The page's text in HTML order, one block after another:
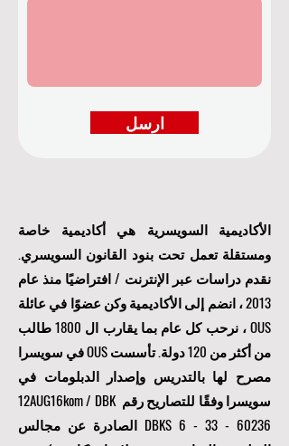
الأكاديمية السويسرية هي أكاديمية خاصة
ومستقلة تعمل تحت بنود القانون السويسري.
نقدم دراسات عبر الإنترنت / افتراضيًا منذ عام
2013 ، انضم إلى الأكاديمية وكن عضوًا في عائلة
OUS ، نرحب كل عام بما يقارب ال 1800 طالب
من أكثر من 120 دولة. تأسست OUS في سويسرا
مصرح لها بالتدريس وإصدار الدبلومات في
سويسرا وفقًا للتصاريح رقم 12AUG16kom / DBK
DBKS 6 - 33 - 60236
الصادرة عن مجالس
ارسل